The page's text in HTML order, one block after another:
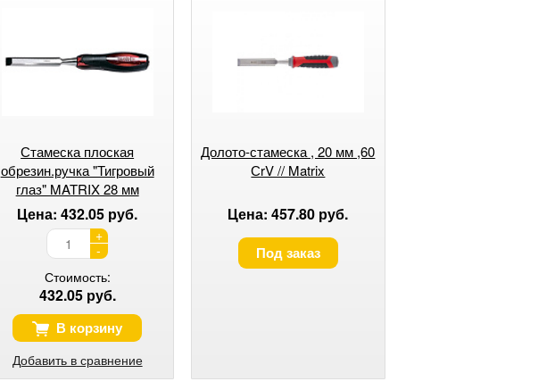
Стамеска плоская
обрезин.ручка "Тигровый
глаз" MATRIX 28 мм
Цена: 432.05 руб.
+
-
Стоимость:
432.05 руб.
В корзину
Добавить в сравнение
Долото-стамеска , 20 мм ,60
СrV // Matrix
Цена: 457.80 руб.
Под заказ